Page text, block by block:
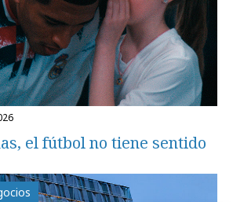
el fútbol no tiene sentido